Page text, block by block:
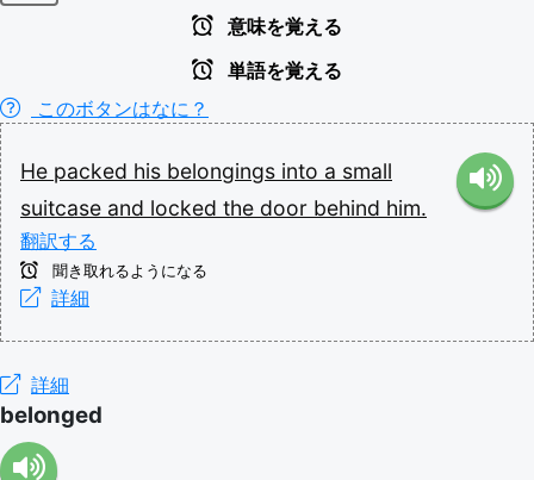
意味を覚える
単語を覚える
このボタンはなに？
He packed his belongings into a small
suitcase and locked the door behind him.
翻訳する
聞き取れるようになる
詳細
詳細
belonged